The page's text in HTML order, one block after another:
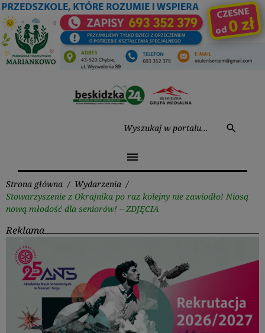
Przejdź
do
treści
search
menu
Strona główna / Wydarzenia /
Stowarzyszenie z Okrajnika po raz kolejny nie zawiodło! Niosą
nową młodość dla seniorów! – ZDJĘCIA
Reklama